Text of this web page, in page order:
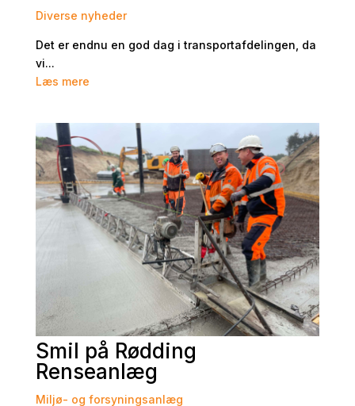
Diverse nyheder
Det er endnu en god dag i transportafdelingen, da
vi...
Læs mere
Smil på Rødding
Renseanlæg
Miljø- og forsyningsanlæg